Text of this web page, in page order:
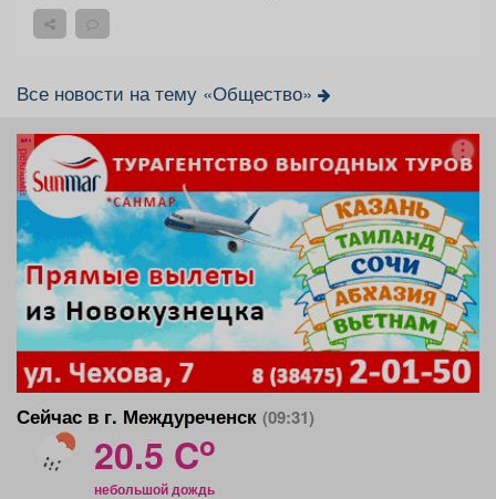
Все новости на тему «Общество»
реклама
Сейчас в г. Междуреченск (09:31)
20.5 Co
небольшой дождь